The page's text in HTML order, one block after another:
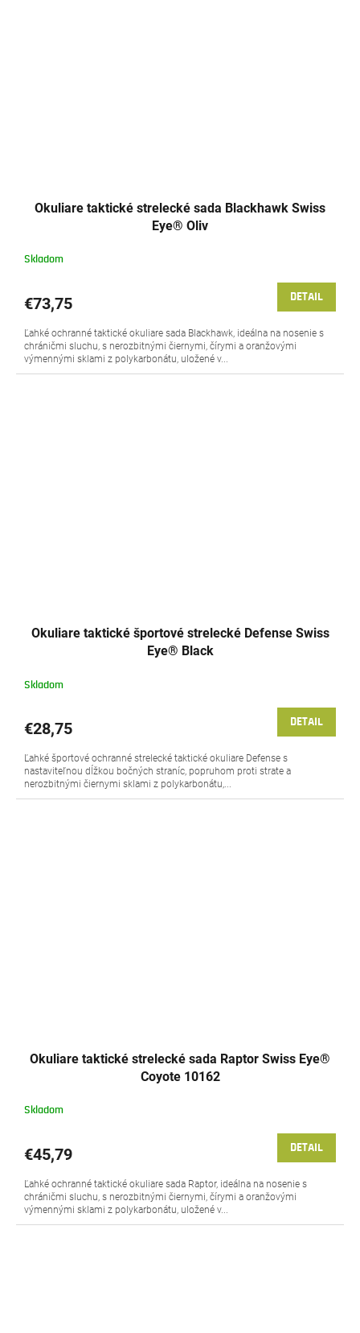
Okuliare taktické strelecké sada Blackhawk Swiss
Eye® Oliv
Skladom
€73,75 DETAIL
Ľahké ochranné taktické okuliare sada Blackhawk, ideálna na nosenie s
chráničmi sluchu, s nerozbitnými čiernymi, čírymi a oranžovými
výmennými sklami z polykarbonátu, uložené v...
Okuliare taktické športové strelecké Defense Swiss
Eye® Black
Skladom
€28,75 DETAIL
Ľahké športové ochranné strelecké taktické okuliare Defense s
nastaviteľnou dĺžkou bočných straníc, popruhom proti strate a
nerozbitnými čiernymi sklami z polykarbonátu,...
Okuliare taktické strelecké sada Raptor Swiss Eye®
Coyote 10162
Skladom
€45,79 DETAIL
Ľahké ochranné taktické okuliare sada Raptor, ideálna na nosenie s
chráničmi sluchu, s nerozbitnými čiernymi, čírymi a oranžovými
výmennými sklami z polykarbonátu, uložené v...